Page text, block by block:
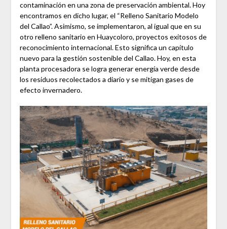
contaminación en una zona de preservación ambiental. Hoy
encontramos en dicho lugar, el “Relleno Sanitario Modelo
del Callao”. Asimismo, se implementaron, al igual que en su
otro relleno sanitario en Huaycoloro, proyectos exitosos de
reconocimiento internacional. Esto significa un capítulo
nuevo para la gestión sostenible del Callao. Hoy, en esta
planta procesadora se logra generar energía verde desde
los residuos recolectados a diario y se mitigan gases de
efecto invernadero.